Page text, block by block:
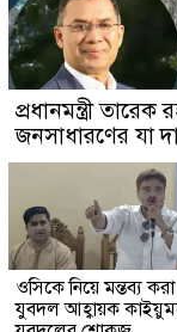
প্রধানমন্ত্রী
জনসাধারণের যা
ওসিকে নিয়ে মন্তব্য
যুবদল আহ্বায়ক